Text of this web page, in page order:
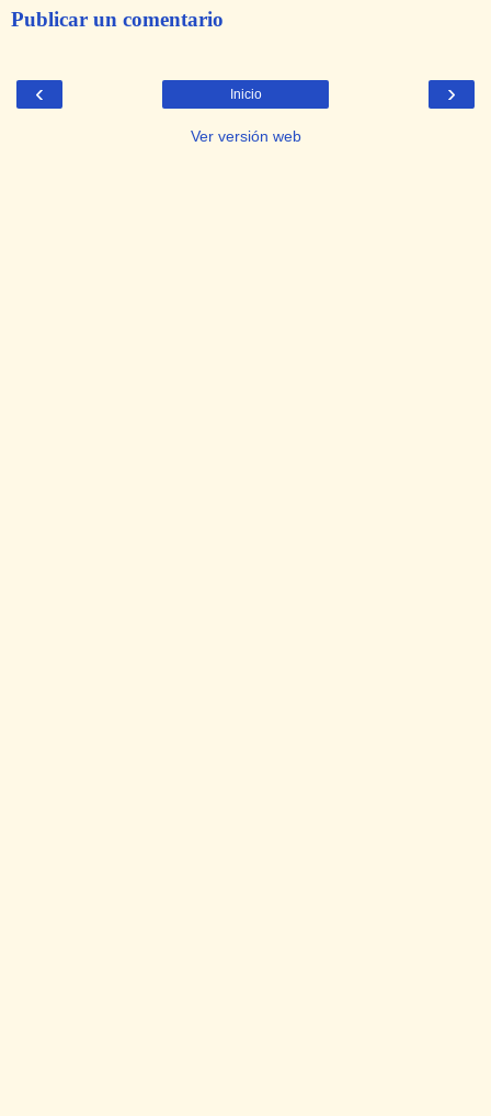
Publicar un comentario
‹ ›
Inicio
Ver versión web